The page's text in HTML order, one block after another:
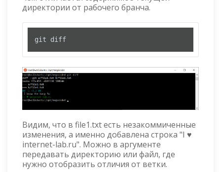
директории от рабочего бранча.
git diff
Видим, что в file1.txt есть незакоммиченные
изменения, а именно добавлена строка "I ♥
internet-lab.ru". Можно в аргументе
передавать директорию или файл, где
нужно отобразить отличия от ветки.